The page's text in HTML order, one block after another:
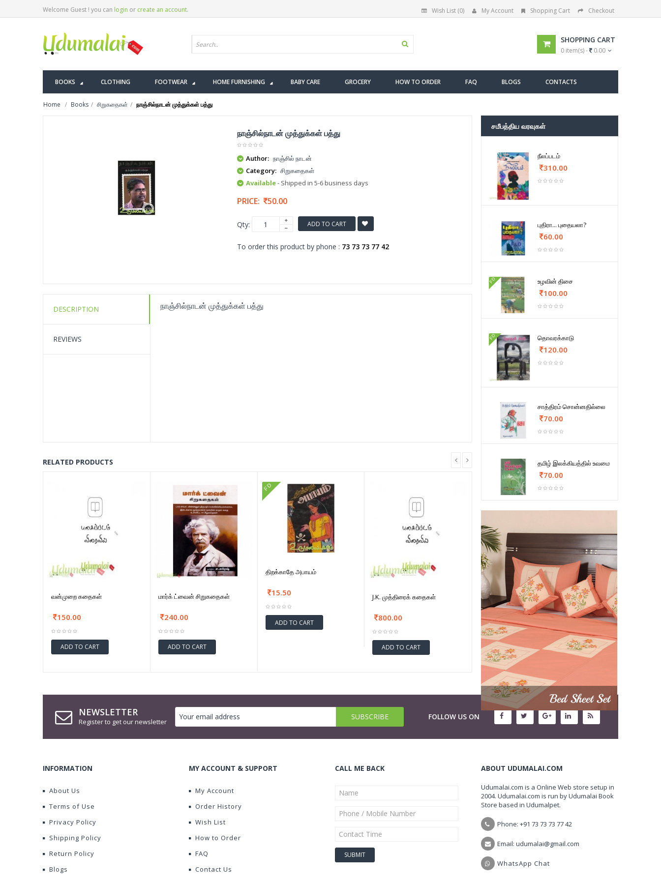
Welcome Guest ! you can login or create an account. Wish List (0) My Account Shopping Cart Checkout
SHOPPING CART
0 item(s) - 0.00
BOOKS CLOTHING FOOTWEAR HOME FURNISHING BABY CARE GROCERY HOW TO ORDER FAQ BLOGS CONTACTS
Home Books சிறுகதைகள் நாஞ்சில்நாடன் முத்துக்கள் பத்து
நாஞ்சில்நாடன் முத்துக்கள் பத்து
Author: நாஞ்சில் நாடன்
Category: சிறுகதைகள்
Available- Shipped in 5-6 business days
PRICE: 50.00
Qty: ADD TO CART
To order this product by phone : 73 73 73 77 42
DESCRIPTION
REVIEWS
நாஞ்சில்நாடன் முத்துக்கள் பத்து
RELATED PRODUCTS
வன்முறை கதைகள்
150.00
ADD TO CART
மார்க் ட்வைன் சிறுகதைகள்
240.00
ADD TO CART
FD
திறக்காதே அபாயம்
15.50
ADD TO CART
J.K. முத்திரைக் கதைகள்
800.00
ADD TO CART
சமீபத்திய வரவுகள்
நீலப்படம்
310.00
புதிரா... புதையலா?
60.00
FD உழவின் திசை
100.00
FD தொவரக்காடு
120.00
சாத்திரம் சொன்னதில்லை
70.00
தமிழ் இலக்கியத்தில் உவமை
70.00
NEWSLETTER
Register to get our newsletter
FOLLOW US ON
INFORMATION
About Us
Terms of Use
Privacy Policy
Shipping Policy
Return Policy
Blogs
MY ACCOUNT & SUPPORT
My Account
Order History
Wish List
How to Order
FAQ
Contact Us
CALL ME BACK ABOUT UDUMALAI.COM
Udumalai.com is a Online Web store setup in
2004. Udumalai.com is run by Udumalai Book
Store based in Udumalpet.
Phone: +91 73 73 73 77 42
Email: udumalai@gmail.com
WhatsApp Chat